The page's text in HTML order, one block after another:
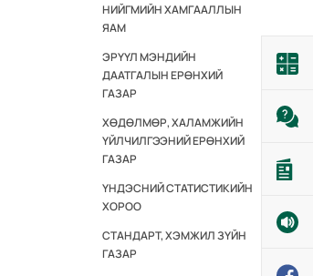
НИЙГМИЙН ХАМГААЛЛЫН
ЯАМ
ЭРҮҮЛ МЭНДИЙН
ДААТГАЛЫН ЕРӨНХИЙ
ГАЗАР
ХӨДӨЛМӨР, ХАЛАМЖИЙН
ҮЙЛЧИЛГЭЭНИЙ ЕРӨНХИЙ
ГАЗАР
ҮНДЭСНИЙ СТАТИСТИКИЙН
ХОРОО
СТАНДАРТ, ХЭМЖИЛ ЗҮЙН
ГАЗАР